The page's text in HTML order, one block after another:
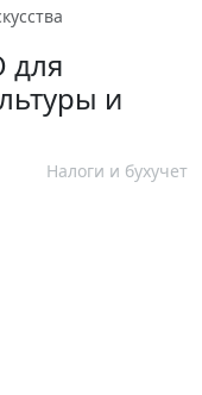
для
и
Налоги и бухучет